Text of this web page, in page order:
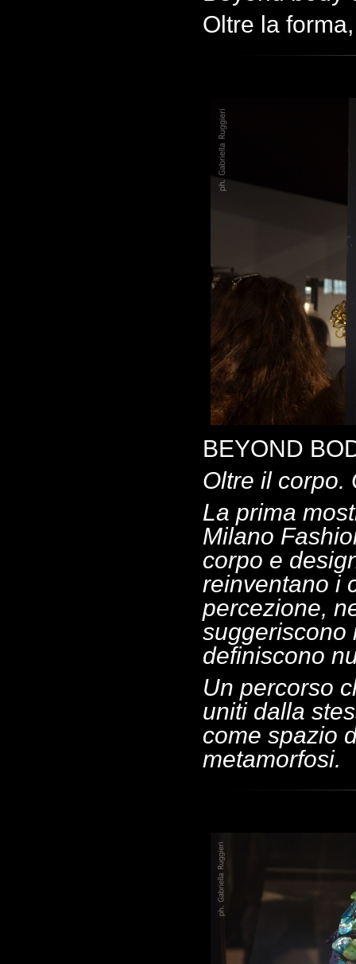
Oltre la
BEYOND
Oltre il corpo.
La prima
Milano
corpo e
reinventano i
percezione,
suggeriscono
definiscono
Un percorso
uniti dalla
come spazio
metamorfosi.